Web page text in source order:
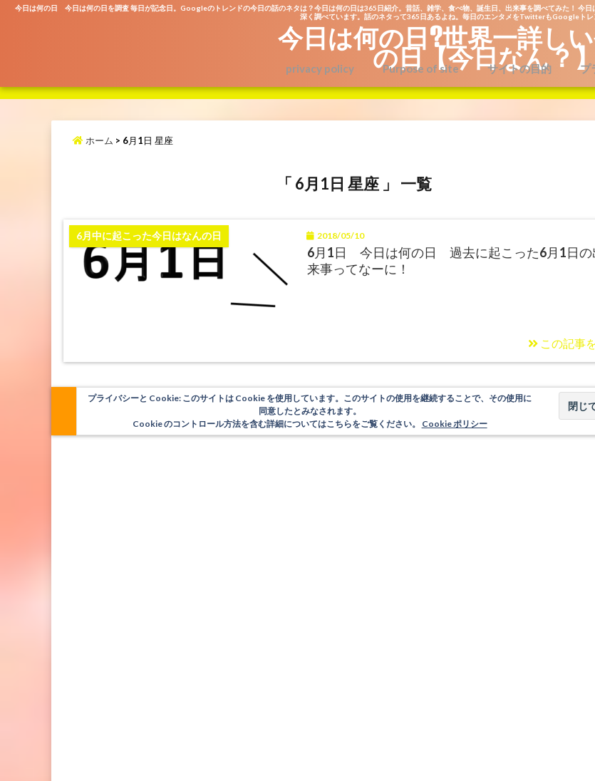
今日は何の日 今日は何の日を調査 毎日が記念日。Googleのトレンドの今日の話のネタは？今日は何の日は365日紹介。昔話、雑学、食べ物、誕生日、出来事を調べてみた！ 今
深く調べています。話のネタって365日あるよね。毎日のエンタメをTwitterもGoogleトレ
今日は何の日?世界一詳し
の日【今日なん？
privacy policy Purpose of site サイトの目的 プ
ホーム > 6月1日 星座
「 6月1日 星座 」 一覧
6月中に起こった今日はなんの日 2018/05/10
6月1日 今日は何の日 過去に起こった6月1日の
来事ってなーに！
この記事
プライバシーと Cookie: このサイトは Cookie を使用しています。このサイトの使用を継続することで、その使用に
同意したとみなされます。
Cookie のコントロール方法を含む詳細についてはこちらをご覧ください。 Cookie ポリシー